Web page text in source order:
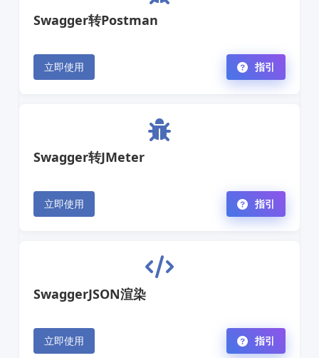
Swagger转Postman
立即使用 指引
Swagger转JMeter
立即使用 指引
SwaggerJSON渲染
立即使用 指引